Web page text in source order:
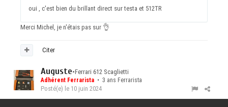
oui , c'est bien du brillant direct sur testa et 512TR
Merci Michel, je n'étais pas sur 👌
Citer
Auguste•Ferrari 612 Scaglietti
Adhérent Ferrarista • 3 ans Ferrarista
Posté(e) le 10 juin 2024